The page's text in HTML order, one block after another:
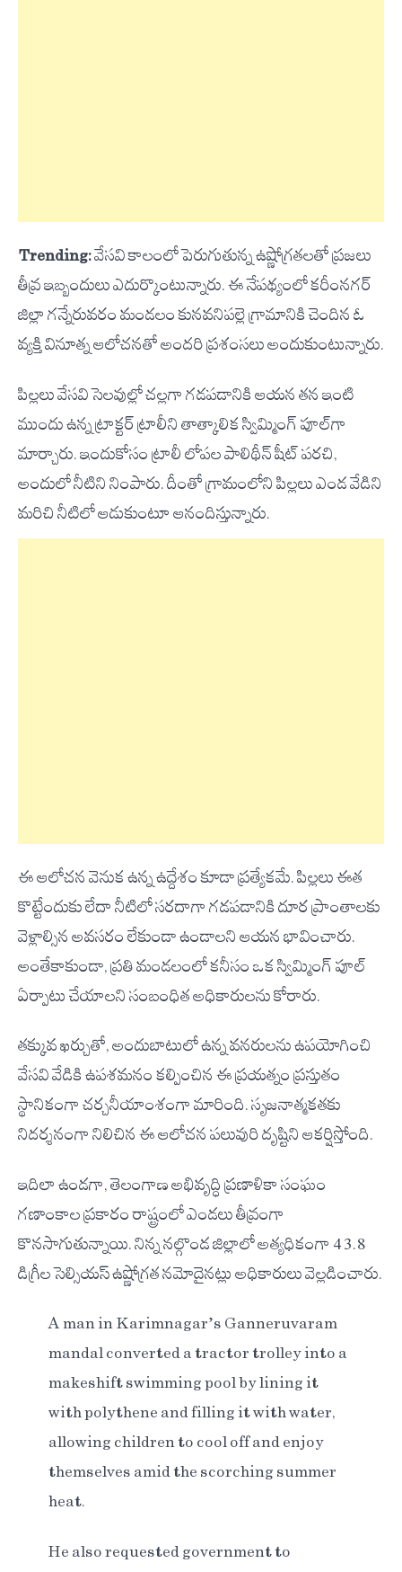
Trending:వేసవి కాలంలో పెరుగుతున్న ఉష్ణోగ్రతలతో ప్రజలు
తీవ్ర ఇబ్బందులు ఎదుర్కొంటున్నారు. ఈ నేపథ్యంలో కరీంనగర్
జిల్లా గన్నేరువరం మండలం కునవనిపల్లె గ్రామానికి చెందిన ఓ
వ్యక్తి వినూత్న ఆలోచనతో అందరి ప్రశంసలు అందుకుంటున్నారు.
పిల్లలు వేసవి సెలవుల్లో చల్లగా గడపడానికి ఆయన తన ఇంటి
ముందు ఉన్న ట్రాక్టర్ ట్రాలీని తాత్కాలిక స్విమ్మింగ్ పూల్‌గా
మార్చారు. ఇందుకోసం ట్రాలీ లోపల పాలిథీన్ షీట్ పరచి,
అందులో నీటిని నింపారు. దీంతో గ్రామంలోని పిల్లలు ఎండ వేడిని
మరిచి నీటిలో ఆడుకుంటూ ఆనందిస్తున్నారు.
ఈ ఆలోచన వెనుక ఉన్న ఉద్దేశం కూడా ప్రత్యేకమే. పిల్లలు ఈత
కొట్టేందుకు లేదా నీటిలో సరదాగా గడపడానికి దూర ప్రాంతాలకు
వెళ్లాల్సిన అవసరం లేకుండా ఉండాలని ఆయన భావించారు.
అంతేకాకుండా, ప్రతి మండలంలో కనీసం ఒక స్విమ్మింగ్ పూల్
ఏర్పాటు చేయాలని సంబంధిత అధికారులను కోరారు.
తక్కువ ఖర్చుతో, అందుబాటులో ఉన్న వనరులను ఉపయోగించి
వేసవి వేడికి ఉపశమనం కల్పించిన ఈ ప్రయత్నం ప్రస్తుతం
స్థానికంగా చర్చనీయాంశంగా మారింది. సృజనాత్మకతకు
నిదర్శనంగా నిలిచిన ఈ ఆలోచన పలువురి దృష్టిని ఆకర్షిస్తోంది.
ఇదిలా ఉండగా, తెలంగాణ అభివృద్ధి ప్రణాళికా సంఘం
గణాంకాల ప్రకారం రాష్ట్రంలో ఎండలు తీవ్రంగా
కొనసాగుతున్నాయి. నిన్న నల్గొండ జిల్లాలో అత్యధికంగా 43.8
డిగ్రీల సెల్సియస్ ఉష్ణోగ్రత నమోదైనట్లు అధికారులు వెల్లడించారు.
A man in Karimnagar’s Ganneruvaram
mandal converted a tractor trolley into a
makeshift swimming pool by lining it
with polythene and filling it with water,
allowing children to cool off and enjoy
themselves amid the scorching summer
heat.
He also requested government to